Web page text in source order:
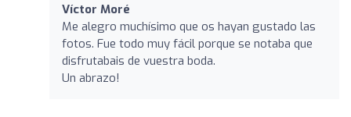
Víctor Moré
Me alegro muchísimo que os hayan gustado las
fotos. Fue todo muy fácil porque se notaba que
disfrutabais de vuestra boda.
Un abrazo!